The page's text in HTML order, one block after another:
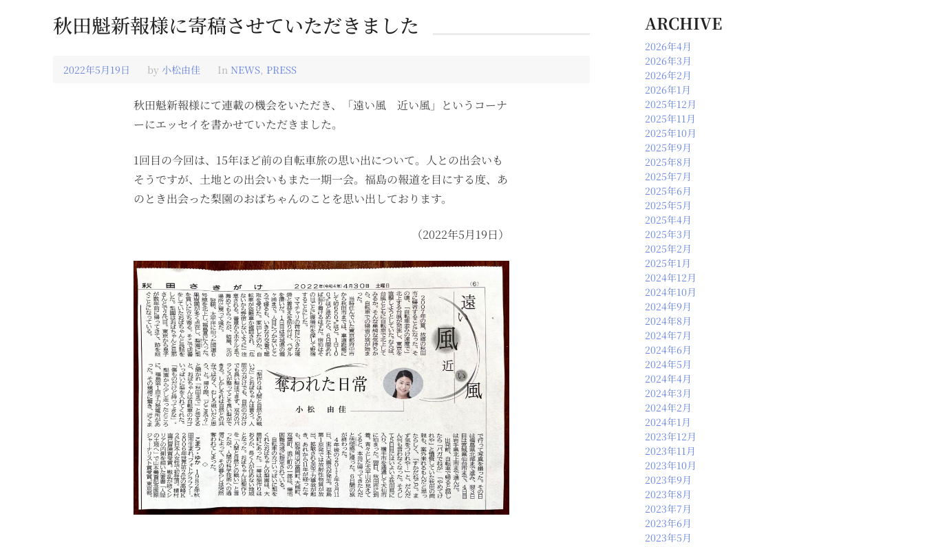
秋田魁新報様に寄稿させていただきました
2022年5月19日 2022
月
19
by 小松由佳 In NEWS, PRESS
秋田魁新報様にて連載の機会をいただき、「遠い風 近い風」というコーナ
ーにエッセイを書かせていただきました。
1回目の今回は、15年ほど前の自転車旅の思い出について。人との出会いも
そうですが、土地との出会いもまた一期一会。福島の報道を目にする度、あ
のとき出会った梨園のおばちゃんのことを思い出しております。
（2022年5月19日）
ARCHIVE
2026年4月
2026年3月
2026年2月
2026年1月
2025年12月
2025年11月
2025年10月
2025年9月
2025年8月
2025年7月
2025年6月
2025年5月
2025年4月
2025年3月
2025年2月
2025年1月
2024年12月
2024年10月
2024年9月
2024年8月
2024年7月
2024年6月
2024年5月
2024年4月
2024年3月
2024年2月
2024年1月
2023年12月
2023年11月
2023年10月
2023年9月
2023年8月
2023年7月
2023年6月
2023年5月